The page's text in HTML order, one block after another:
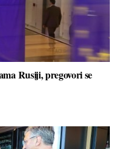
Rusiji, pregovori se